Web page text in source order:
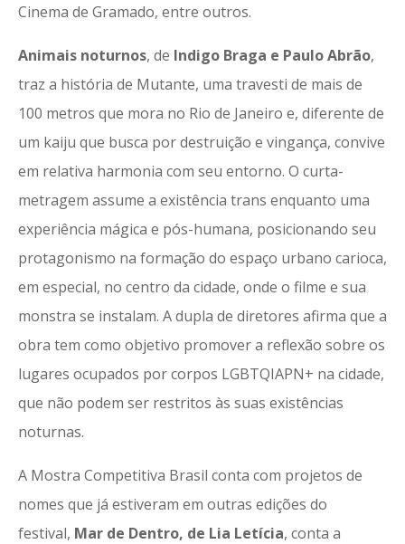
Cinema de Gramado, entre outros.
Animais noturnos, de Indigo Braga e Paulo Abrão,
traz a história de Mutante, uma travesti de mais de
100 metros que mora no Rio de Janeiro e, diferente de
um kaiju que busca por destruição e vingança, convive
em relativa harmonia com seu entorno. O curta-
metragem assume a existência trans enquanto uma
experiência mágica e pós-humana, posicionando seu
protagonismo na formação do espaço urbano carioca,
em especial, no centro da cidade, onde o filme e sua
monstra se instalam. A dupla de diretores afirma que a
obra tem como objetivo promover a reflexão sobre os
lugares ocupados por corpos LGBTQIAPN+ na cidade,
que não podem ser restritos às suas existências
noturnas.
A Mostra Competitiva Brasil conta com projetos de
nomes que já estiveram em outras edições do
festival, Mar de Dentro, de Lia Letícia, conta a